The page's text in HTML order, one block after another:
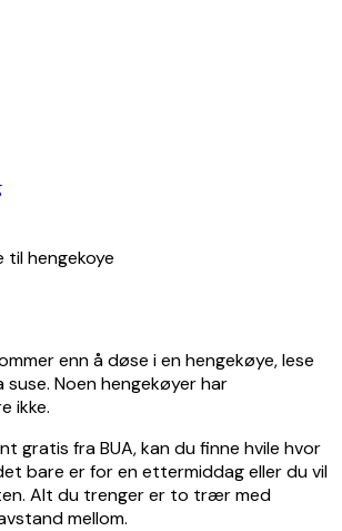
til hengekoye
enn å døse i en hengekøye, lese
suse. Noen hengekøyer har
ikke.
gratis fra BUA, kan du finne hvile hvor
bare er for en ettermiddag eller du vil
Alt du trenger er to trær med
mellom.